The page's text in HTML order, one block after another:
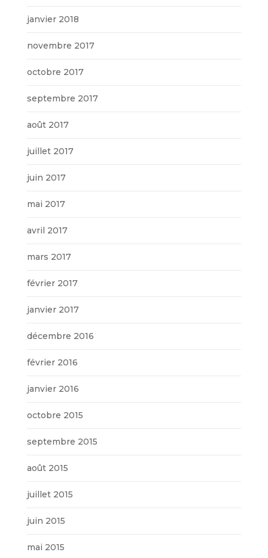
janvier 2018
novembre 2017
octobre 2017
septembre 2017
août 2017
juillet 2017
juin 2017
mai 2017
avril 2017
mars 2017
février 2017
janvier 2017
décembre 2016
février 2016
janvier 2016
octobre 2015
septembre 2015
août 2015
juillet 2015
juin 2015
mai 2015